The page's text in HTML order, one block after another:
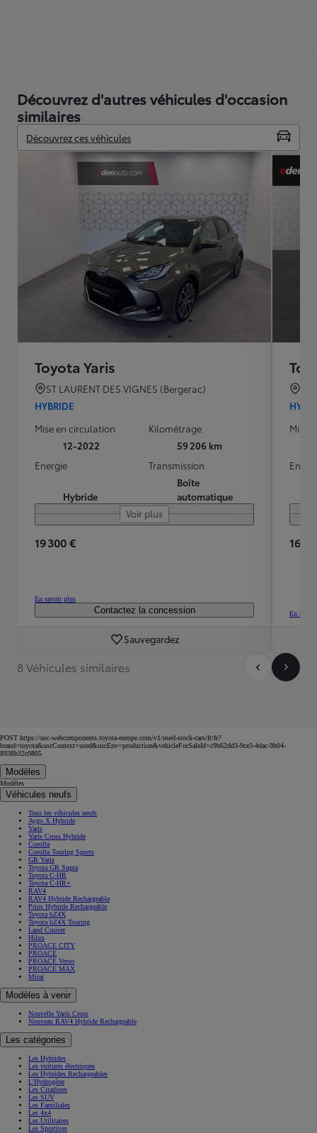
Découvrez d'autres véhicules d'occasion
similaires
Découvrez ces véhicules
Toyota Yaris
ST LAURENT DES VIGNES (Bergerac)
HYBRIDE
Mise en circulation
12-2022
Kilométrage
59 206 km
Energie
Hybride
Transmission
Boîte
automatique
Voir plus
19 300 €
En savoir plus
Contactez la concession
Sauvegardez
Mise
16
En
8 Véhicules similaires
POST https://usc-webcomponents.toyota-europe.com/v1/used-stock-cars/fr/fr?
brand=toyota&uscContext=used&uscEnv=production&vehicleForSaleId=c9b62dd3-9ce3-4dac-9b04-
8938b32c0805
Modèles
Modèles
Véhicules neufs
Tous les véhicules neufs
Aygo X Hybride
Yaris
Yaris Cross Hybride
Corolla
Corolla Touring Sports
GR Yaris
Toyota GR Supra
Toyota C-HR
Toyota C-HR+
RAV4
RAV4 Hybride Rechargeable
Prius Hybride Rechargeable
Toyota bZ4X
Toyota bZ4X Touring
Land Cruiser
Hilux
PROACE CITY
PROACE
PROACE Verso
PROACE MAX
Mirai
Modèles à venir
Nouvelle Yaris Cross
Nouveau RAV4 Hybride Rechargeable
Les catégories
Les Hybrides
Les voitures électriques
Les Hybrides Rechargeables
L'Hydrogène
Les Citadines
Les SUV
Les Familiales
Les 4x4
Les Utilitaires
Les Sportives